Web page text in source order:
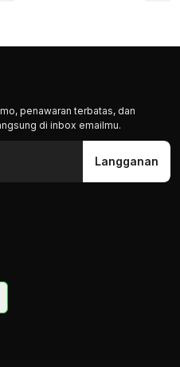
penawaran terbatas, dan
di inbox emailmu.
Langganan